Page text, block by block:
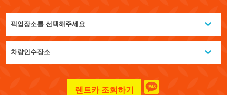
렌트카 조회하기